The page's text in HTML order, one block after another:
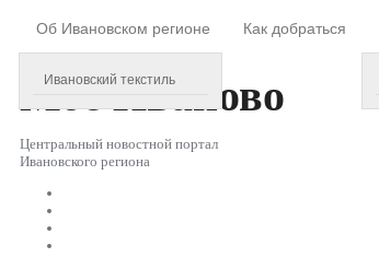
Об Ивановском регионе
Ивановский текстиль
Как добраться
МоёИваново
Центральный новостной портал
Ивановского региона